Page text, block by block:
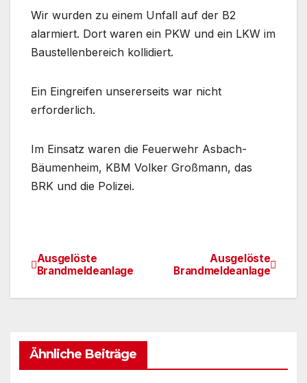
Wir wurden zu einem Unfall auf der B2
alarmiert. Dort waren ein PKW und ein LKW im
Baustellenbereich kollidiert.
Ein Eingreifen unsererseits war nicht
erforderlich.
Im Einsatz waren die Feuerwehr Asbach-
Bäumenheim, KBM Volker Großmann, das
BRK und die Polizei.
Beitrags-
Navigation
Ausgelöste
Brandmeldeanlage
Ausgelöste
Brandmeldeanlage
Ähnliche Beiträge